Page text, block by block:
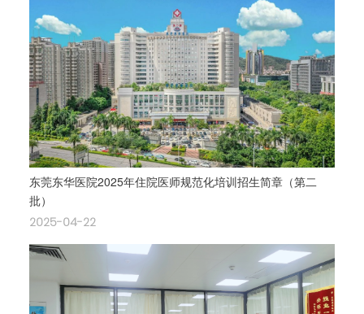
东莞东华医院2025年住院医师规范化培训招生简章（第二
批）
2025-04-22